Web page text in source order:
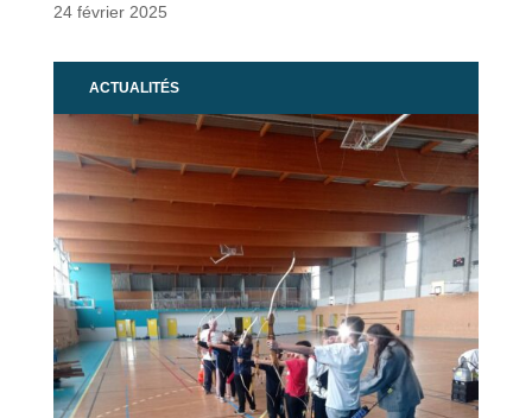
24 février 2025
ACTUALITÉS